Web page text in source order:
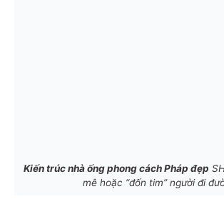
Kiến trúc nhà ống phong cách Pháp đẹp
mê hoặc “đốn tim” người đi